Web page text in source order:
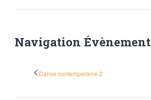
Navigation Évènement
Danse contemporaine 2